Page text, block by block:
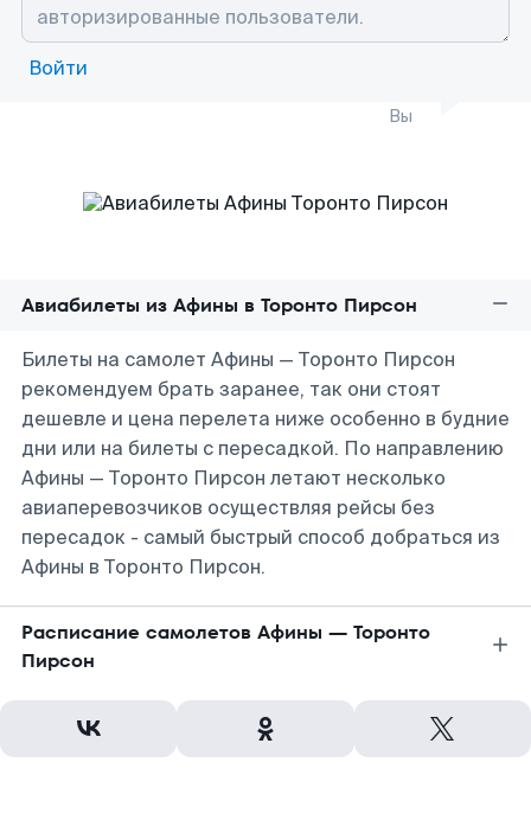
Войти
Вы
Авиабилеты из Афины в Торонто Пирсон
Билеты на самолет Афины — Торонто Пирсон
рекомендуем брать заранее, так они стоят
дешевле и цена перелета ниже особенно в будние
дни или на билеты с пересадкой. По направлению
Афины — Торонто Пирсон летают несколько
авиаперевозчиков осуществляя рейсы без
пересадок - самый быстрый способ добраться из
Афины в Торонто Пирсон.
Расписание самолетов Афины — Торонто
Пирсон